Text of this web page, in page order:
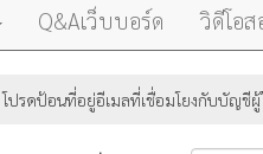
Q&Aเว็บบอร์ด วิดีโอ
โปรดป้อนที่อยู่อีเมลที่เชื่อมโยงกับบัญชี